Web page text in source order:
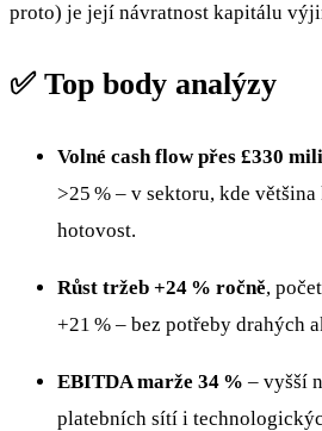
proto) je její návratnost kapitálu
✅ Top body analýzy
Volné cash flow přes £330
>25 % – v sektoru, kde
hotovost.
Růst tržeb +24 % ročně,
+21 % – bez potřeby drahých
EBITDA marže 34 % – vyšší
platebních sítí i